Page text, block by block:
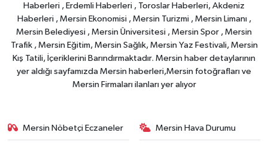
Haberleri , Erdemli Haberleri , Toroslar Haberleri, Akdeniz
Haberleri , Mersin Ekonomisi , Mersin Turizmi , Mersin Limanı ,
Mersin Belediyesi , Mersin Üniversitesi , Mersin Spor , Mersin
Trafik , Mersin Eğitim, Mersin Sağlık, Mersin Yaz Festivali, Mersin
Kış Tatili, İçeriklerini Barındırmaktadır. Mersin haber detaylarının
yer aldığı sayfamızda Mersin haberleri,Mersin fotoğrafları ve
Mersin Firmaları ilanları yer alıyor
Mersin Nöbetçi Eczaneler Mersin Hava Durumu